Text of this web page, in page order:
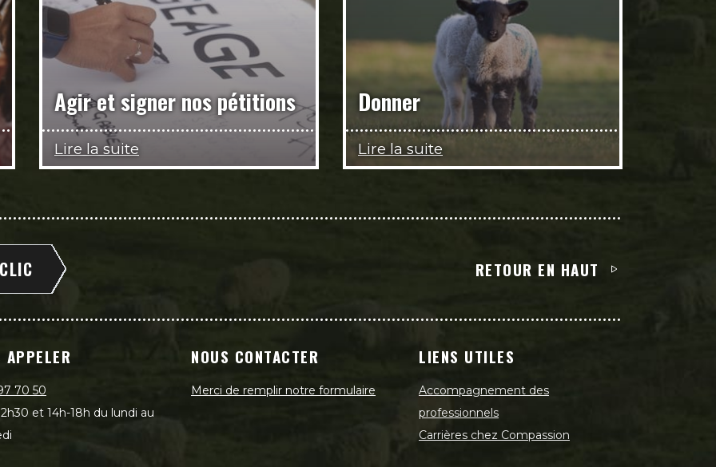
Agir et signer nos pétitions
Lire la suite
Donner
Lire la suite
RETOUR EN HAUT
APPELER
70 50
et 14h-18h du lundi au
NOUS CONTACTER
Merci de remplir notre formulaire
LIENS UTILES
Accompagnement des
professionnels
Carrières chez Compassion